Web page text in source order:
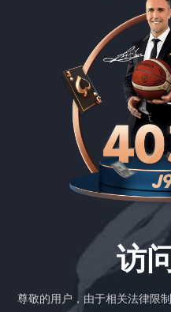
访
尊敬的用户，由于相关法律限